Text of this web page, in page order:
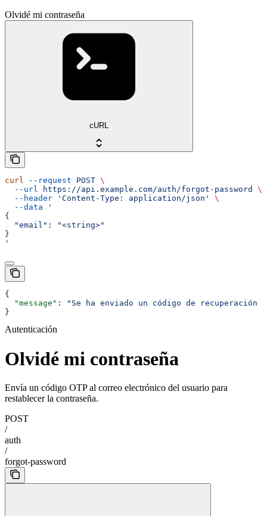
Olvidé mi contraseña
cURL
curl --request POST \
  --url
https://api.example.com/auth/forgot-password
\
  --header
'Content-Type: application/json'
\
  --data
'
{
  "email": "<string>"
}
'
{
  "message"
:
"Se ha enviado un código de
}
Autenticación
Olvidé mi contraseña
Envía un código OTP al correo electrónico del usuario para
restablecer la contraseña.
POST
/
auth
/
forgot-password